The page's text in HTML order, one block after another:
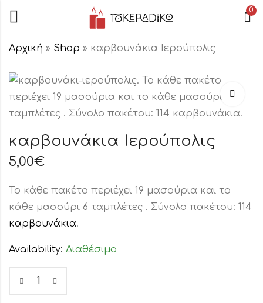
0
Αρχική » Shop » καρβουνάκια Ιερούπολις
Καρβουνάκια
STAR
8,00€
καρβουνάκια Ιερούπολις
5,00€
Το κάθε πακέτο περιέχει 19 μασούρια και το
κάθε μασούρι 6 ταμπλέτες . Σύνολο πακέτου: 114
καρβουνάκια.
Availability: Διαθέσιμο